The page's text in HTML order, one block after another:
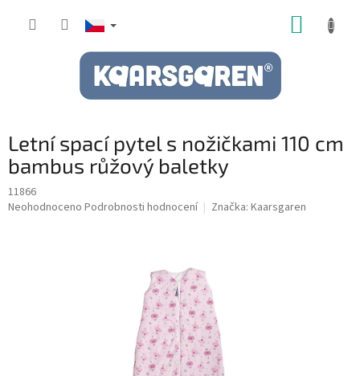
Letní spací pytel s nožičkami 110 cm
bambus růžový baletky
11866
Průměrné
Neohodnoceno Podrobnosti hodnocení Značka: Kaarsgaren